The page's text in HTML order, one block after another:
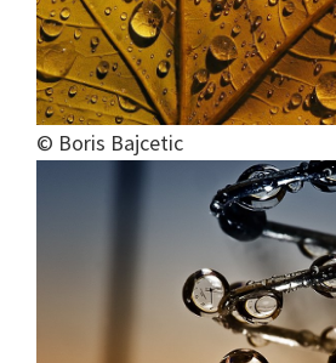
© Boris Bajcetic